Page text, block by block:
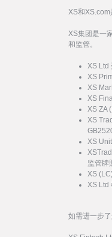
XS和XS.com
XS集团是一
和监管。
XS Ltd
XS
XS
XS
XS ZA
XS
XS
监管牌
XS
XS Ltd
如需进一步